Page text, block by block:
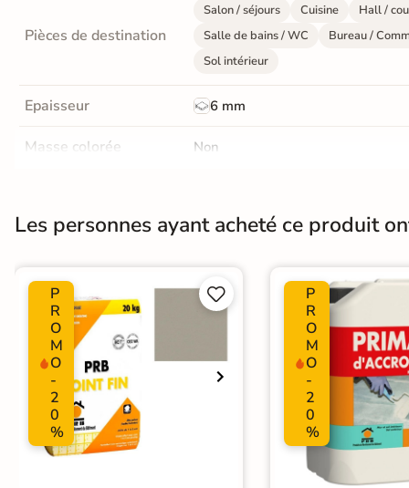
OFFERTE
à partir de
plus
Pièces de destination
Salon / séjours Cuisine Hall /
Salle de bains / WC
Bureau /
Sol intérieur
Epaisseur 6 mm
Masse colorée Non
Nombres de tampons 4
Pièce humides Oui
Conditionnement Boite
Pose
Normes
Carrelage effet pierre intérieur
Carrelage grand format et XXL
Carrelage
Les personnes ayant acheté ce produit
P
R
O
M
O
-
2
0
%


P
R
O
M
O
-
2
0
%